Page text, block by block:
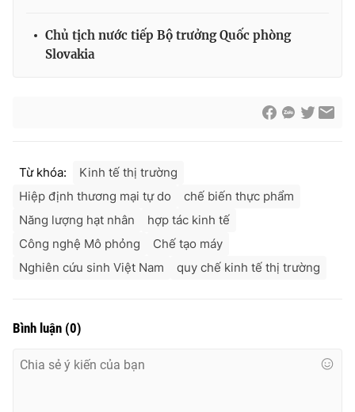
Giấy phép hoạt động báo in và báo điện tử số 483/GP-BTTTT
cấp ngày 29/12/2023
Liên hệ quảng cáo:024-7300.7108
Chủ tịch nước tiếp Bộ trưởng Quốc phòng
Slovakia
Từ khóa:
Kinh tế thị trường
Hiệp định thương mại tự do
chế biến thực phẩm
Năng lượng hạt nhân
hợp tác kinh tế
Công nghệ Mô phỏng
Chế tạo máy
Nghiên cứu sinh Việt Nam
quy chế kinh tế thị trường
Bình luận (0)